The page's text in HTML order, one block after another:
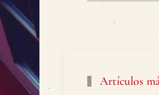
Artículos